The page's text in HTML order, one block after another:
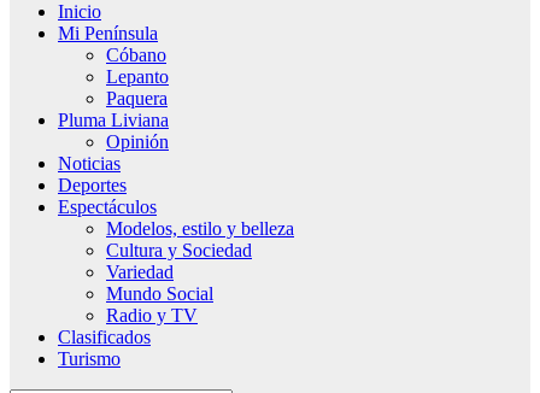
Inicio
Mi Península
Cóbano
Lepanto
Paquera
Pluma Liviana
Opinión
Noticias
Deportes
Espectáculos
Modelos, estilo y belleza
Cultura y Sociedad
Variedad
Mundo Social
Radio y TV
Clasificados
Turismo